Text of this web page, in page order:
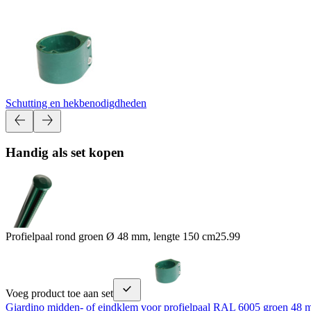
Schutting en hekbenodigdheden
Handig als set kopen
Profielpaal rond groen Ø 48 mm, lengte 150 cm25.99
Voeg product toe aan set
Giardino midden- of eindklem voor profielpaal RAL 6005 groen 48